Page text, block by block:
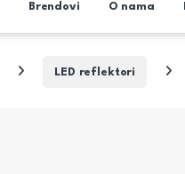
Brendovi O nama
LED reflektori